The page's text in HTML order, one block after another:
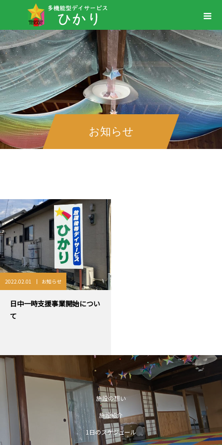
お知らせ
2022.02.01 お知らせ
日中一時支援事業開始につい
て
施設の想い
施設紹介
1日のスケジュール